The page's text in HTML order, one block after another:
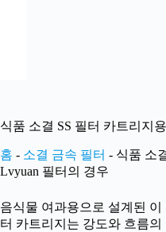
식품 소결 SS 필터 카트리지
홈 - 소결 금속 필터 - 식품 소
Lvyuan 필터의 경우
음식물 여과용으로 설계된
터 카트리지는 강도와 흐름의